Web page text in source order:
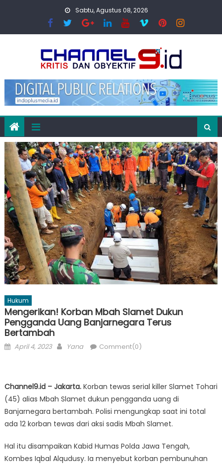
Sabtu, Agustus 08, 2026
Hukum
Mengerikan! Korban Mbah Slamet Dukun
Pengganda Uang Banjarnegara Terus
Bertambah
Posted
April 4, 2023 Author
Yana Comment(0)
Channel9.id – Jakarta. Korban tewas serial killer Slamet Tohari
(45) alias Mbah Slamet dukun pengganda uang di
Banjarnegara bertambah. Polisi mengungkap saat ini total
ada 12 korban tewas dari aksi sadis Mbah Slamet.
Hal itu disampaikan Kabid Humas Polda Jawa Tengah,
Kombes Iqbal Alqudusy. Ia menyebut korban pembunuhan